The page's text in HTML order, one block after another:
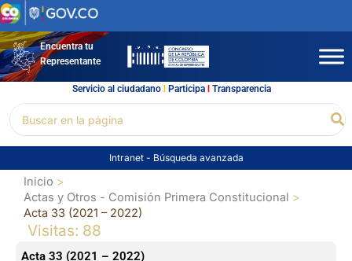
Ir
al
contenidoEncuentra tu
Representante
Servicio al ciudadano l Participal Transparencia
por:
Intranet - Búsqueda avanzada
Inicio
Actas y Otros - Comisión Primera Constitucional
Acta 33 (2021 – 2022)
Visitas: 88
Acta 33 (2021 – 2022)